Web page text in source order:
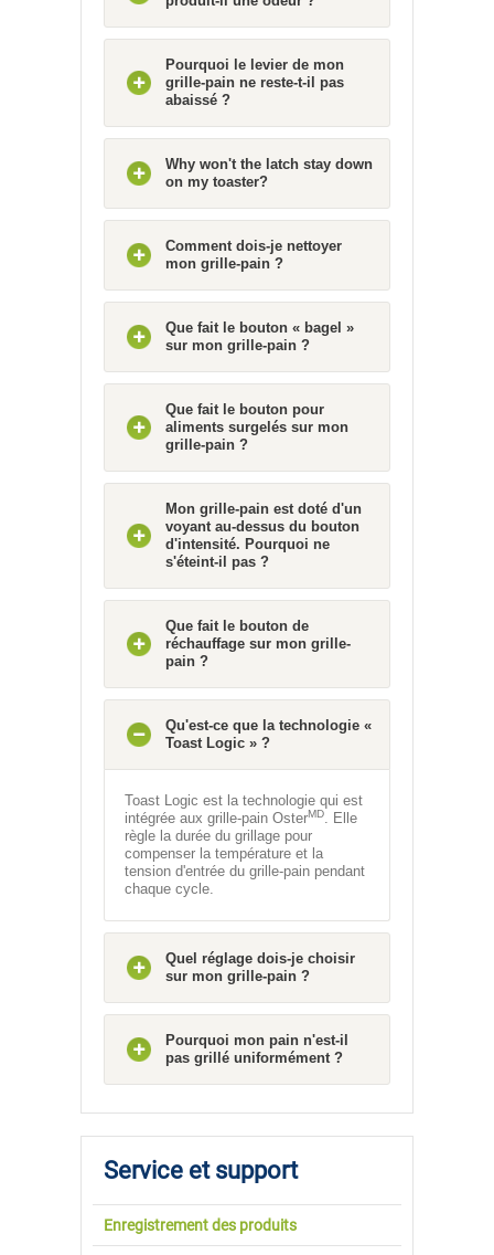
Pourquoi le levier de mon
grille-pain ne reste-t-il pas
abaissé ?
Why won't the latch stay down
on my toaster?
Comment dois-je nettoyer
mon grille-pain ?
Que fait le bouton « bagel »
sur mon grille-pain ?
Que fait le bouton pour
aliments surgelés sur mon
grille-pain ?
Mon grille-pain est doté d'un
voyant au-dessus du bouton
d'intensité. Pourquoi ne
s'éteint-il pas ?
Que fait le bouton de
réchauffage sur mon grille-
pain ?
Qu'est-ce que la technologie «
Toast Logic » ?
Toast Logic est la technologie qui est
intégrée aux grille-pain OsterMD
. Elle
règle la durée du grillage pour
compenser la température et la
tension d'entrée du grille-pain pendant
chaque cycle.
Quel réglage dois-je choisir
sur mon grille-pain ?
Pourquoi mon pain n'est-il
pas grillé uniformément ?
Service et support
Enregistrement des produits